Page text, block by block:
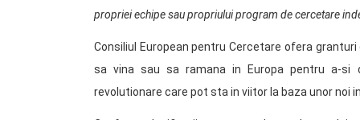
propriei echipe sau propriului program de cercetare
Consiliul European pentru Cercetare ofera
sa vina sau sa ramana in Europa pentru a-
revolutionare care pot sta in viitor la baza unor noi